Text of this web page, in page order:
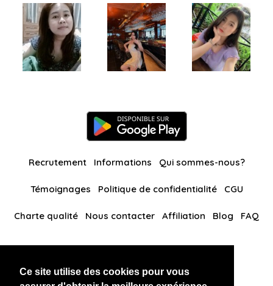
Ce site utilise des cookies pour vous
Recrutement Informations Qui sommes-nous?
Témoignages Politique de confidentialité CGU
Charte qualité Nous contacter Affiliation Blog FAQ
BlackAndBeauties RussianKisses